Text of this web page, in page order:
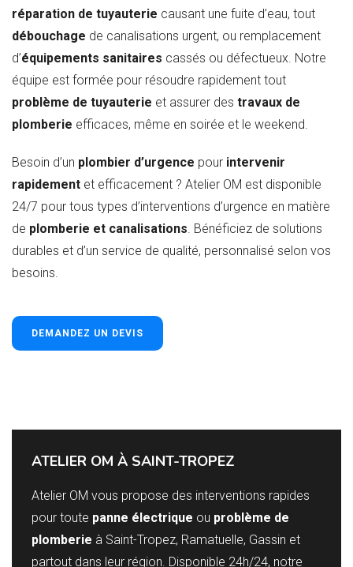
réparation de tuyauterie causant une fuite d’eau, tout
débouchage de canalisations urgent, ou remplacement
d’équipements sanitaires cassés ou défectueux. Notre
équipe est formée pour résoudre rapidement tout
problème de tuyauterie et assurer des travaux de
plomberie efficaces, même en soirée et le weekend.
Besoin d’un plombier d’urgence pour intervenir
rapidement et efficacement ? Atelier OM est disponible
24/7 pour tous types d’interventions d’urgence en matière
de plomberie et canalisations. Bénéficiez de solutions
durables et d’un service de qualité, personnalisé selon vos
besoins.
DEMANDEZ UN DEVIS
ATELIER OM À SAINT-TROPEZ
Atelier OM vous propose des interventions rapides
pour toute panne électrique ou problème de
plomberie à Saint-Tropez, Ramatuelle, Gassin et
partout dans leur région. Disponible 24h/24, notre